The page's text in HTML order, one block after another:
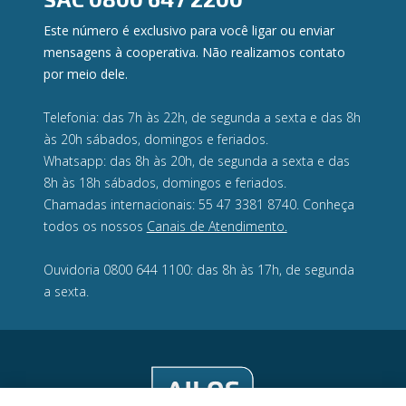
Este número é exclusivo para você ligar ou enviar
mensagens à cooperativa. Não realizamos contato
por meio dele.
Telefonia: das 7h às 22h, de segunda a sexta e das 8h
às 20h sábados, domingos e feriados.
Whatsapp: das 8h às 20h, de segunda a sexta e das
8h às 18h sábados, domingos e feriados.
Chamadas internacionais: 55 47 3381 8740. Conheça
todos os nossos Canais de Atendimento.
Ouvidoria 0800 644 1100: das 8h às 17h, de segunda
a sexta.